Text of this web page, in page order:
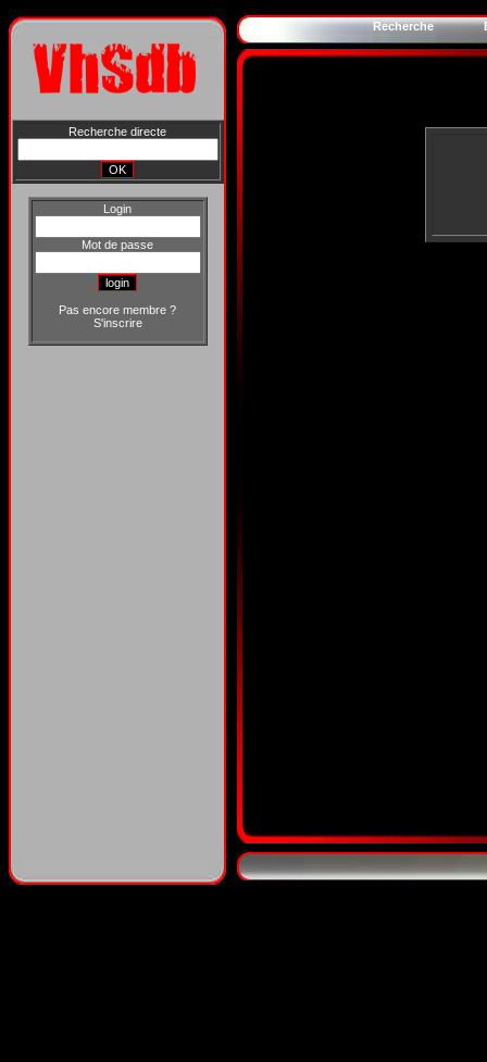
Recherche directe
Login
Mot de passe
Pas encore membre ?
S'inscrire
Recherche